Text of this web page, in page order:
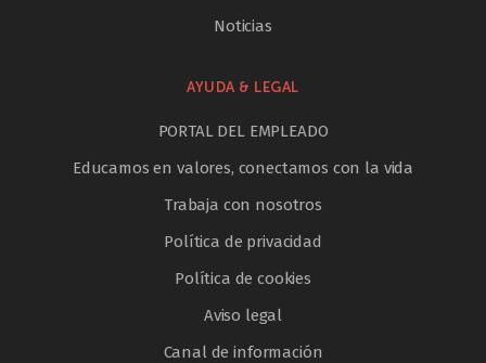
Noticias
AYUDA & LEGAL
PORTAL DEL EMPLEADO
Educamos en valores, conectamos con la vida
Trabaja con nosotros
Política de privacidad
Política de cookies
Aviso legal
Canal de información